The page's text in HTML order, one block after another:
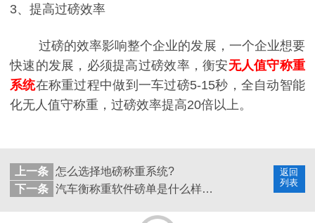
3、提高过磅效率
过磅的效率影响整个企业的发展，一个企业想要
快速的发展，必须提高过磅效率，衡安无人值守称重
系统在称重过程中做到一车过磅5-15秒，全自动智能
化无人值守称重，过磅效率提高20倍以上。
返回
列表
上一条 怎么选择地磅称重系统?
下一条
汽车衡称重软件磅单是什么样的？